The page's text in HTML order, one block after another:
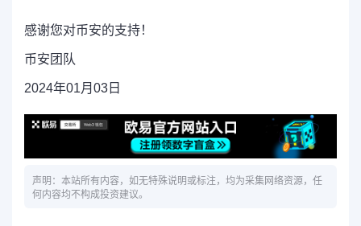
感谢您对币安的支持！
币安团队
2024年01月03日
声明：本站所有内容，如无特殊说明或标注，均为采集网络资源，任
何内容均不构成投资建议。